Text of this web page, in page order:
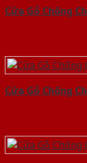
Cửa Gỗ Chống
Cửa Gỗ Chống